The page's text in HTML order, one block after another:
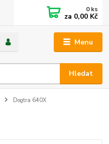
Menu
Hledat
0ks
za 0,00 Kč
Dogtra 640X